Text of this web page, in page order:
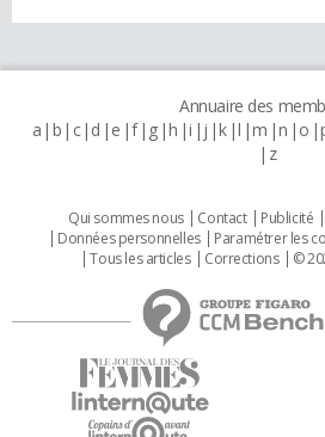
Annuaire des
a b c d e f g h i j k l m n o
z
Qui sommes nous Contact Publicité
Données personnelles
Paramétrer les
Tous les articles
Corrections ©